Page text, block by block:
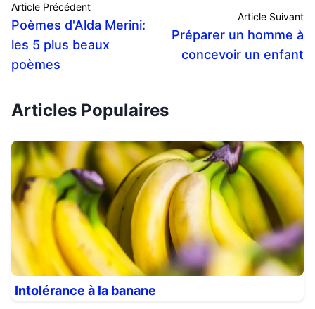
Article Précédent
Poèmes d'Alda Merini:
les 5 plus beaux
poèmes
Article Suivant
Préparer un homme à
concevoir un enfant
Articles Populaires
Intolérance à la banane